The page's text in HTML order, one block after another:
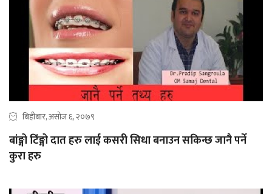
बिहीबार, असोज ६, २०७९
बांङ्गो टिंङ्गो दात हरु लाई कसरी सिधा बनाउन सकिन्छ जानै पर्ने
कुरा हरु